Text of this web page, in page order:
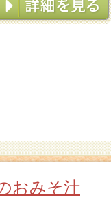
おみそ汁